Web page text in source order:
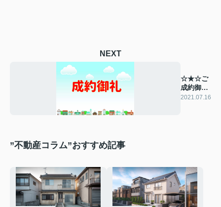
NEXT
☆★☆ご
成約御礼
☆★☆
2021.07.16
”不動産コラム”おすすめ記事